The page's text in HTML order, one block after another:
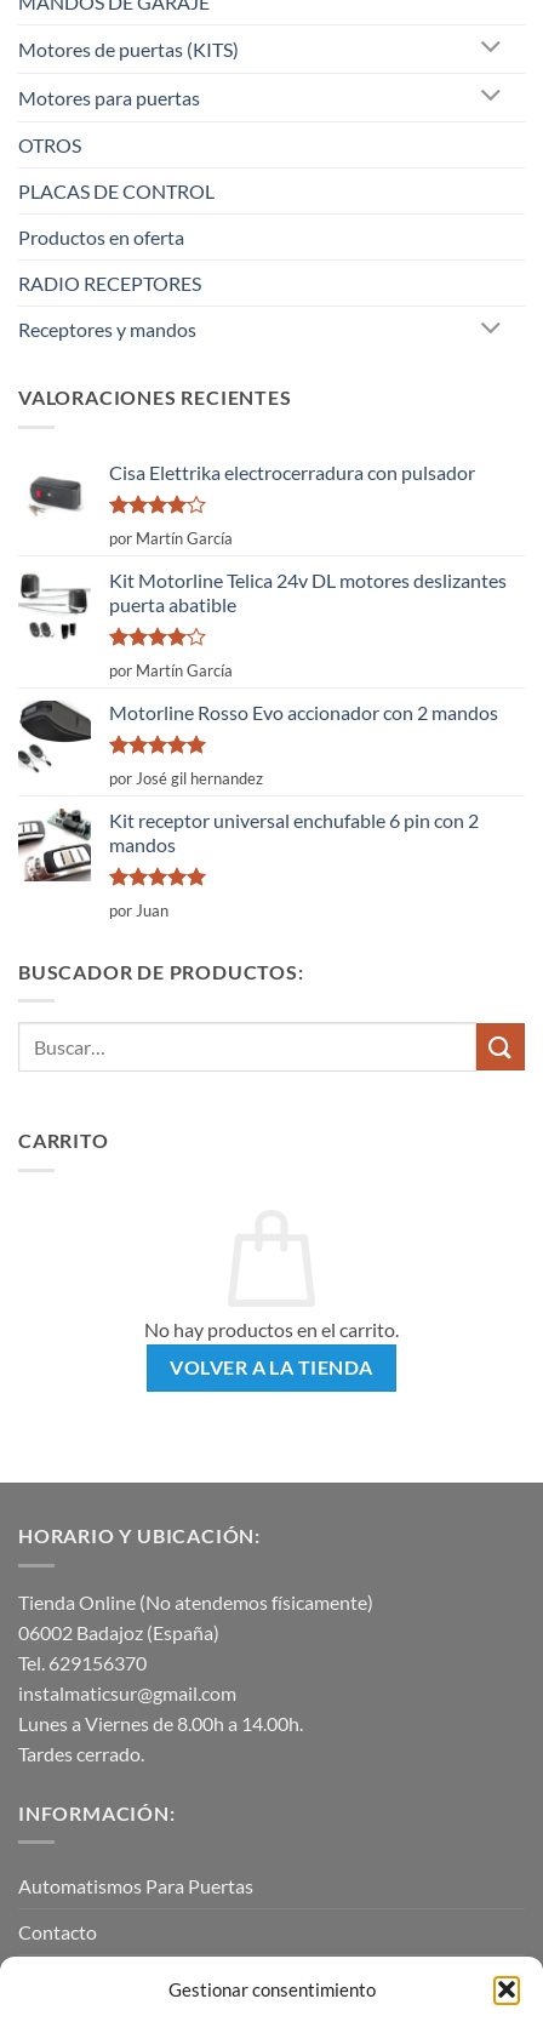
Gestionar consentimiento
Motores de puertas (KITS)
Motores para puertas
OTROS
PLACAS DE CONTROL
Productos en oferta
RADIO RECEPTORES
Receptores y mandos
VALORACIONES RECIENTES
Cisa Elettrika electrocerradura con pulsador
Valorado
con
5
por Martín García
Kit Motorline Telica 24v DL motores deslizantes
puerta abatible
Valorado
con
5
por Martín García
Motorline Rosso Evo accionador con 2 mandos
Valorado
con
de 5
por José gil hernandez
Kit receptor universal enchufable 6 pin con 2
mandos
Valorado
con
por Juan
BUSCADOR DE PRODUCTOS:
CARRITO
No hay productos en el carrito.
VOLVER A LA TIENDA
HORARIO Y UBICACIÓN:
Tienda Online (No atendemos físicamente)
06002 Badajoz (España)
Tel. 629156370
instalmaticsur@gmail.com
Lunes a Viernes de 8.00h a 14.00h.
Tardes cerrado.
INFORMACIÓN:
Automatismos Para Puertas
Contacto